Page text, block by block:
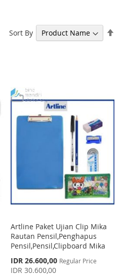
Sort By
Artline Paket Ujian Clip Mika
Rautan Pensil,Penghapus
Pensil,Pensil,Clipboard Mika
Special
Price
IDR 26.600,00 Regular Price
IDR 30.600,00